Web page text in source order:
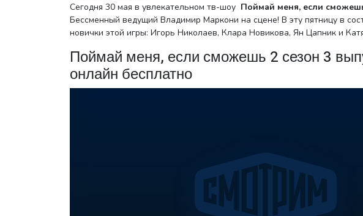
Сегодня 30 мая в увлекательном тв-шоу Поймай меня, если
Бессменный ведущий Владимир Маркони на сцене! В эту пятницу в
новички этой игры: Игорь Николаев, Клара Новикова, Ян Цапник и
Поймай меня, если сможешь 2 сезон 3
онлайн бесплатно